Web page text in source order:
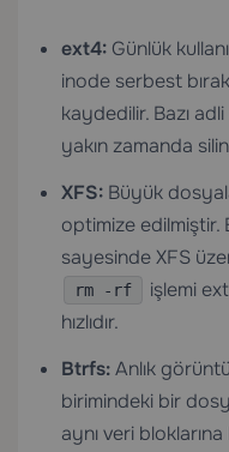
ext4: Günlük
inode serbest
kaydedilir. Bazı
yakın zamanda
XFS: Büyük
optimize edilmiştir.
sayesinde XFS
rm -rf
işlemi
hızlıdır.
Btrfs:Anlık
birimindeki bir
aynı veri